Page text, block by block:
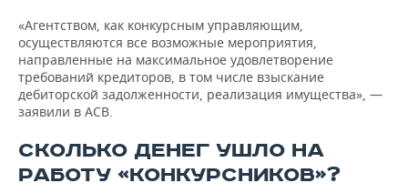
«Агентством, как конкурсным управляющим,
осуществляются все возможные мероприятия,
направленные на максимальное удовлетворение
требований кредиторов, в том числе взыскание
дебиторской задолженности, реализация имущества», —
заявили в АСВ.
СКОЛЬКО ДЕНЕГ УШЛО НА
РАБОТУ «КОНКУРСНИКОВ»?